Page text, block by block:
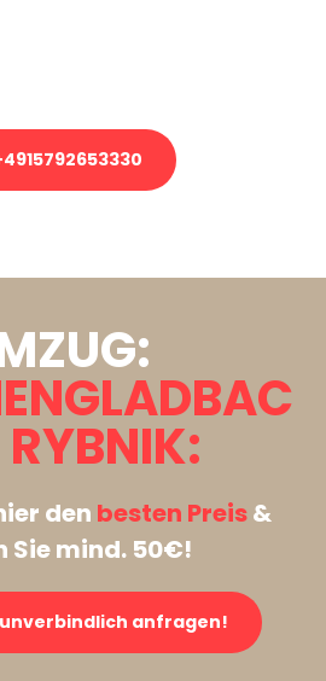
den besten Preis&
Sie mind. 50€!
anfragen!